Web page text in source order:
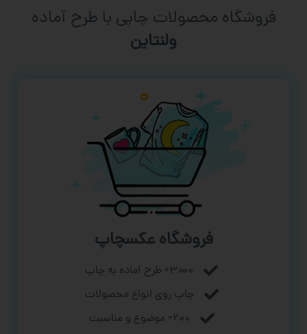
فروشگاه محصولات چاپی با طرح آماده
ورزشی
فروشگاه عکسچاپ
۳۰۰۰+ طرح آماده به چاپ
چاپ روی انواع محصولات
۲۰۰+ موضوع و مناسبت